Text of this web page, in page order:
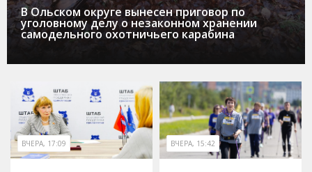
В Ольском округе вынесен приговор по
уголовному делу о незаконном хранении
самодельного охотничьего карабина
ВЧЕРА, 17:09 ВЧЕРА, 15:42